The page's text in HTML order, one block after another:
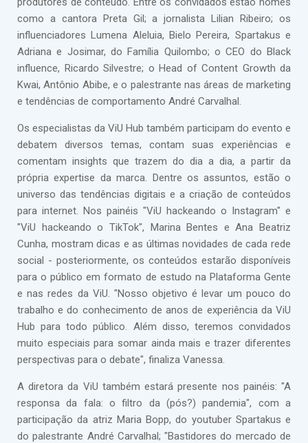
como a cantora Preta Gil; a jornalista Lilian Ribeiro; os
influenciadores Lumena Aleluia, Bielo Pereira, Spartakus e
Adriana e Josimar, do Família Quilombo; o CEO do Black
influence, Ricardo Silvestre; o Head of Content Growth da
Kwai, Antônio Abibe, e o palestrante nas áreas de marketing
e tendências de comportamento André Carvalhal.
Os especialistas da ViU Hub também participam do evento e
debatem diversos temas, contam suas experiências e
comentam insights que trazem do dia a dia, a partir da
própria expertise da marca. Dentre os assuntos, estão o
universo das tendências digitais e a criação de conteúdos
para internet. Nos painéis "ViU hackeando o Instagram" e
"ViU hackeando o TikTok", Marina Bentes e Ana Beatriz
Cunha, mostram dicas e as últimas novidades de cada rede
social - posteriormente, os conteúdos estarão disponíveis
para o público em formato de estudo na Plataforma Gente
e nas redes da ViU. "Nosso objetivo é levar um pouco do
trabalho e do conhecimento de anos de experiência da ViU
Hub para todo público. Além disso, teremos convidados
muito especiais para somar ainda mais e trazer diferentes
perspectivas para o debate", finaliza Vanessa.
A diretora da ViU também estará presente nos painéis: "A
responsa da fala: o filtro da (pós?) pandemia", com a
participação da atriz Maria Bopp, do youtuber Spartakus e
do palestrante André Carvalhal; "Bastidores do mercado de